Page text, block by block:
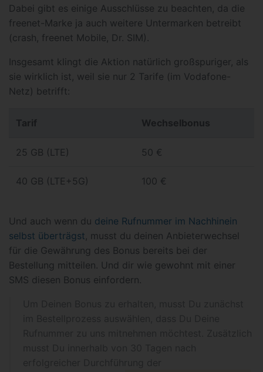
Dabei gibt es einige Ausschlüsse zu beachten, da die
freenet-Marke ja auch weitere Untermarken betreibt
(crash, freenet Mobile, Dr. SIM).
Insgesamt klingt die Aktion natürlich großspuriger, als
sie wirklich ist, weil sie nur 2 Tarife (im Vodafone-
Netz) betrifft:
Tarif Wechselbonus
25 GB (LTE) 50 €
40 GB (LTE+5G) 100 €
Und auch wenn du deine Rufnummer im Nachhinein
selbst überträgst, musst du deinen Anbieterwechsel
für die Gewährung des Bonus bereits bei der
Bestellung mitteilen. Und dir wie gewohnt mit einer
SMS diesen Bonus einfordern.